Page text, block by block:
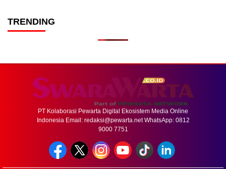
TRENDING
PT Kolaborasi Pewarta Digital Ekosistem Media Online
Indonesia Email: redaksi@pewarta.netWhatsApp: 0812
9000 7751